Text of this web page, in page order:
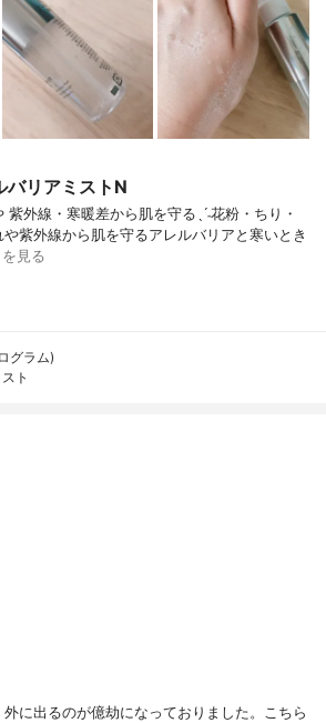
バリアミストN
紫外線・寒暖差から肌を守るˎˊ˗花粉・ちり・
紫外線から肌を守るアレルバリアと寒いとき
見る
グラム)
ト
に出るのが億劫になっておりました。こちら